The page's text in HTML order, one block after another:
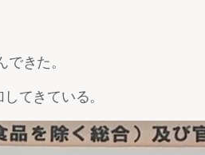
きた。
てきている。